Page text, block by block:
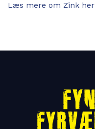
Læs mere om Zink her